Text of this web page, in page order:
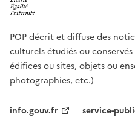
POP décrit et diffuse des
culturels étudiés ou
édifices ou sites, objets ou
photographies, etc.)
info.gouv.fr
service-